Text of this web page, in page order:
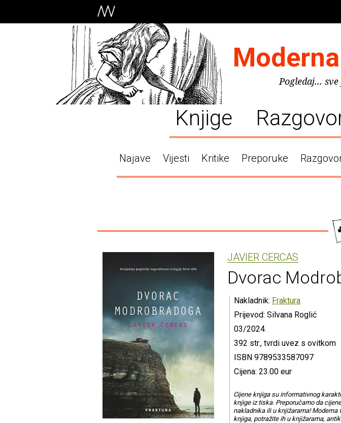
Pogledaj...
Knjige
Najave Vijesti Kritike Preporuke
JAVIER CERCAS
Dvorac
Nakladnik: Fraktura
Prijevod: Silvana Roglić
03/2024.
392 str., tvrdi uvez s ovitkom
ISBN 9789533587097
Cijena: 23.00 eur
Cijene knjiga su informativnog
knjige iz tiska. Preporučamo da
nakladnika ili u knjižarama! Moderna
knjiga, potražite ih u knjižarama,